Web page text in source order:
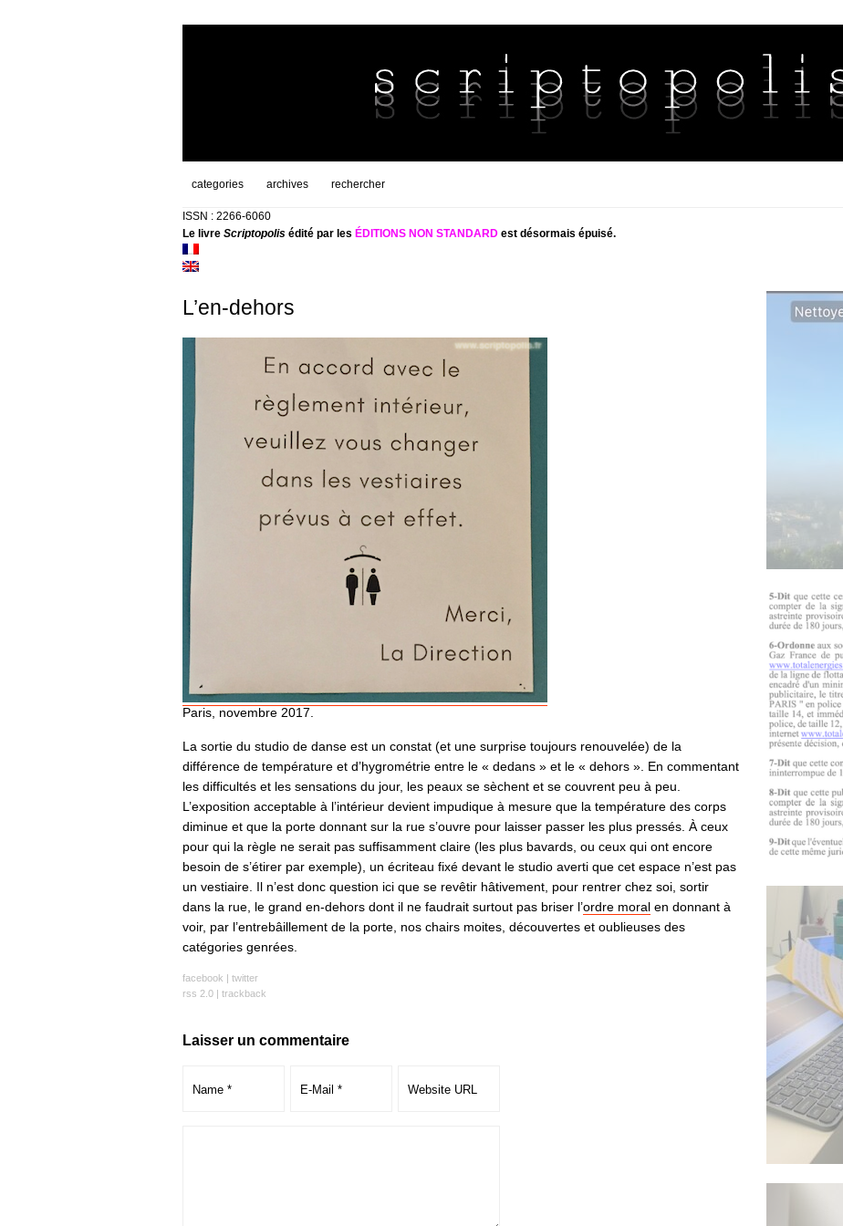
categories archives rechercher
ISSN : 2266-6060
Le livre Scriptopolisédité par les ÉDITIONS NON STANDARDest désormais épuisé.
L’en-dehors
Paris, novembre 2017.
La sortie du studio de danse est un constat (et une surprise toujours renouvelée) de la
différence de température et d’hygrométrie entre le « dedans » et le « dehors ». En commentant
les difficultés et les sensations du jour, les peaux se sèchent et se couvrent peu à peu.
L’exposition acceptable à l’intérieur devient impudique à mesure que la température des corps
diminue et que la porte donnant sur la rue s’ouvre pour laisser passer les plus pressés. À ceux
pour qui la règle ne serait pas suffisamment claire (les plus bavards, ou ceux qui ont encore
besoin de s’étirer par exemple), un écriteau fixé devant le studio averti que cet espace n’est pas
un vestiaire. Il n’est donc question ici que se revêtir hâtivement, pour rentrer chez soi, sortir
dans la rue, le grand en-dehors dont il ne faudrait surtout pas briser l’ordre moralen donnant à
voir, par l’entrebâillement de la porte, nos chairs moites, découvertes et oublieuses des
catégories genrées.
facebook | twitter
rss 2.0| trackback
Laisser un commentaire